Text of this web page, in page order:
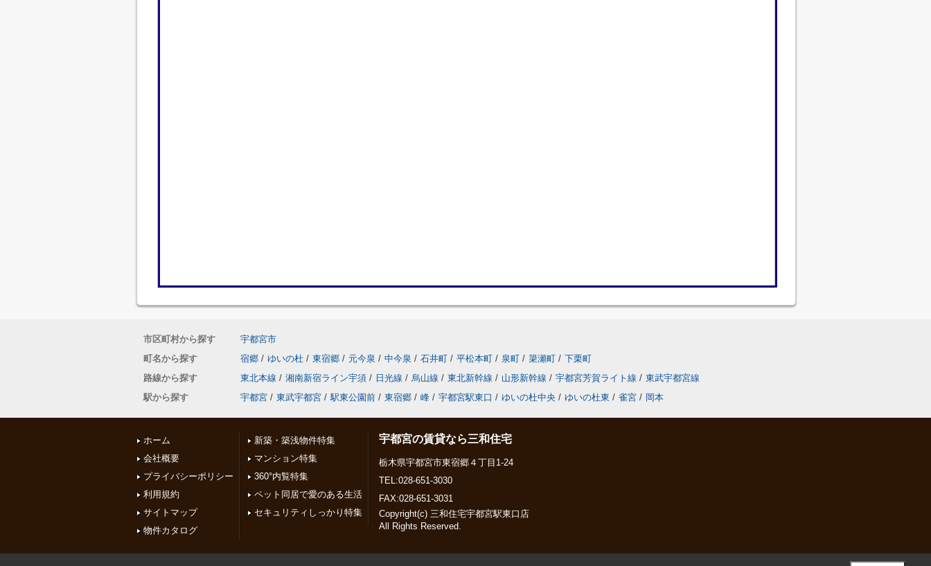
市区町村から探す
宇都宮市
町名から探す
宿郷 / ゆいの杜 / 東宿郷 / 元今泉 / 中今泉 / 石井町 / 平松本町 / 泉町 / 簗瀬町 / 下栗町
路線から探す
東北本線 / 湘南新宿ライン宇須 / 日光線 / 烏山線 / 東北新幹線 / 山形新幹線 / 宇都宮芳賀ライト線 / 東武宇都宮線
駅から探す
宇都宮 / 東武宇都宮 / 駅東公園前 / 東宿郷 / 峰 / 宇都宮駅東口 / ゆいの杜中央 / ゆいの杜東 / 雀宮 / 岡本
ホーム
会社概要
プライバシーポリシー
利用規約
サイトマップ
物件カタログ
新築・築浅物件特集
マンション特集
360°内覧特集
ペット同居で愛のある生活
セキュリティしっかり特集
宇都宮の賃貸なら三和住宅
栃木県宇都宮市東宿郷４丁目1-24
TEL:028-651-3030
FAX:028-651-3031
Copyright(c) 三和住宅宇都宮駅東口店
All Rights Reserved.